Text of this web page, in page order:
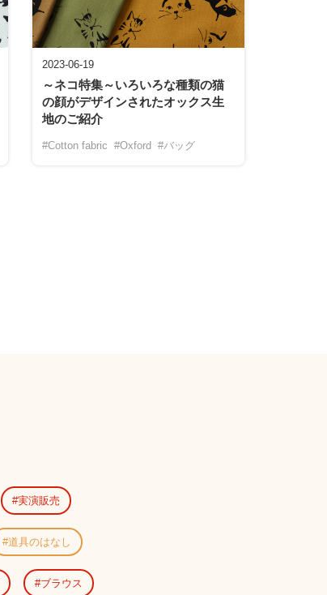
2023-06-19
～ネコ特集～いろいろな種類の猫
の顔がデザインされたオックス生
地のご紹介
#Cotton fabric #Oxford #バッグ
実演販売
道具のはなし
ブラウス